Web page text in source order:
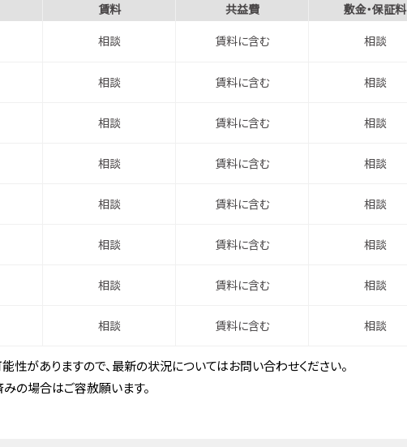
賃料 共益費 敷金・保証料
相談 賃料に含む 相談
相談 賃料に含む 相談
相談 賃料に含む 相談
相談 賃料に含む 相談
相談 賃料に含む 相談
相談 賃料に含む 相談
相談 賃料に含む 相談
相談 賃料に含む 相談
がありますので、最新の状況についてはお問い合わせください。
の場合はご容赦願います。